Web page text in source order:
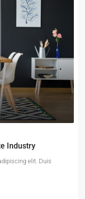
Industry
elit. Duis